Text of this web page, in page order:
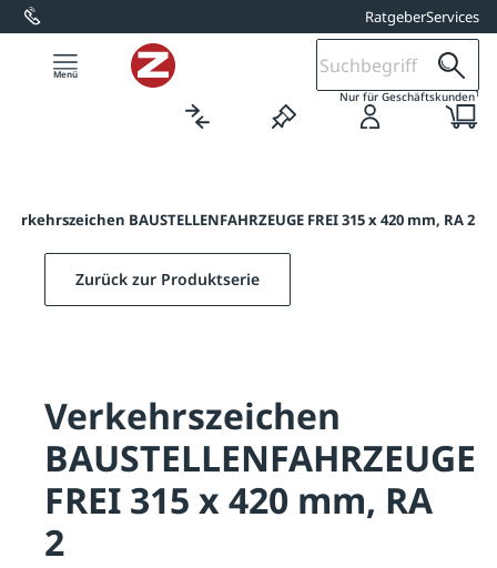
springen RatgeberServices
Nur für Geschäftskunden1
Verkehrszeichen BAUSTELLENFAHRZEUGE FREI 315 x 420 mm, RA 2
Zurück zur Produktserie
Verkehrszeichen
BAUSTELLENFAHRZEUGE
FREI 315 x 420 mm, RA
2